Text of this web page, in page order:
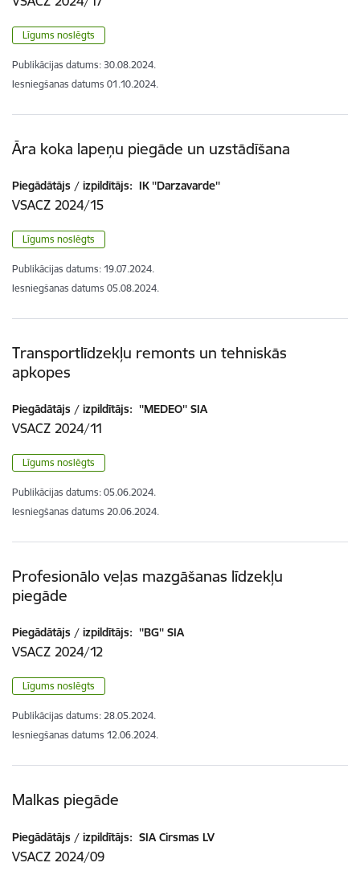
Līgums noslēgts
Publikācijas datums: 30.08.2024.
Iesniegšanas datums 01.10.2024.
Āra koka lapeņu piegāde un uzstādīšana
Piegādātājs / izpildītājs: IK ''Darzavarde''
VSACZ 2024/15
Līgums noslēgts
Publikācijas datums: 19.07.2024.
Iesniegšanas datums 05.08.2024.
Transportlīdzekļu remonts un tehniskās
apkopes
Piegādātājs / izpildītājs: ''MEDEO'' SIA
VSACZ 2024/11
Līgums noslēgts
Publikācijas datums: 05.06.2024.
Iesniegšanas datums 20.06.2024.
Profesionālo veļas mazgāšanas līdzekļu
piegāde
Piegādātājs / izpildītājs: ''BG'' SIA
VSACZ 2024/12
Līgums noslēgts
Publikācijas datums: 28.05.2024.
Iesniegšanas datums 12.06.2024.
Malkas piegāde
Piegādātājs / izpildītājs: SIA Cirsmas LV
VSACZ 2024/09